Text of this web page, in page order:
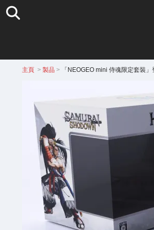
主頁 > 製品 > 「NEOGEO mini 侍魂限定套裝